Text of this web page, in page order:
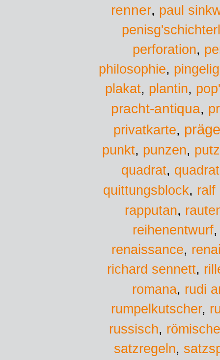
renner, paul
perforation,
philosophie,
plakat, plantin,
pracht-antiqua,
privatkarte,
punkt, punzen,
quadrat,
quittungsblock, ralf
rapputan,
reihenentwurf
renaissance,
richard sennett,
romana, rudi
rumpelkutscher,
russisch,
satzregeln,